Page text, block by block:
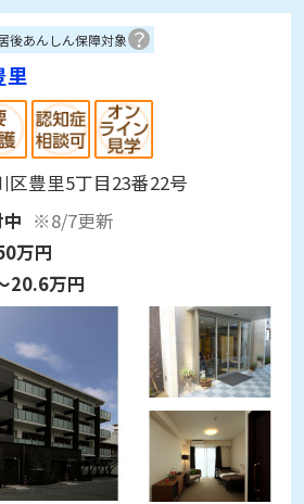
後あんしん保障対象
里
区豊里5丁目23番22号
※8/7更新
万円
20.6万円